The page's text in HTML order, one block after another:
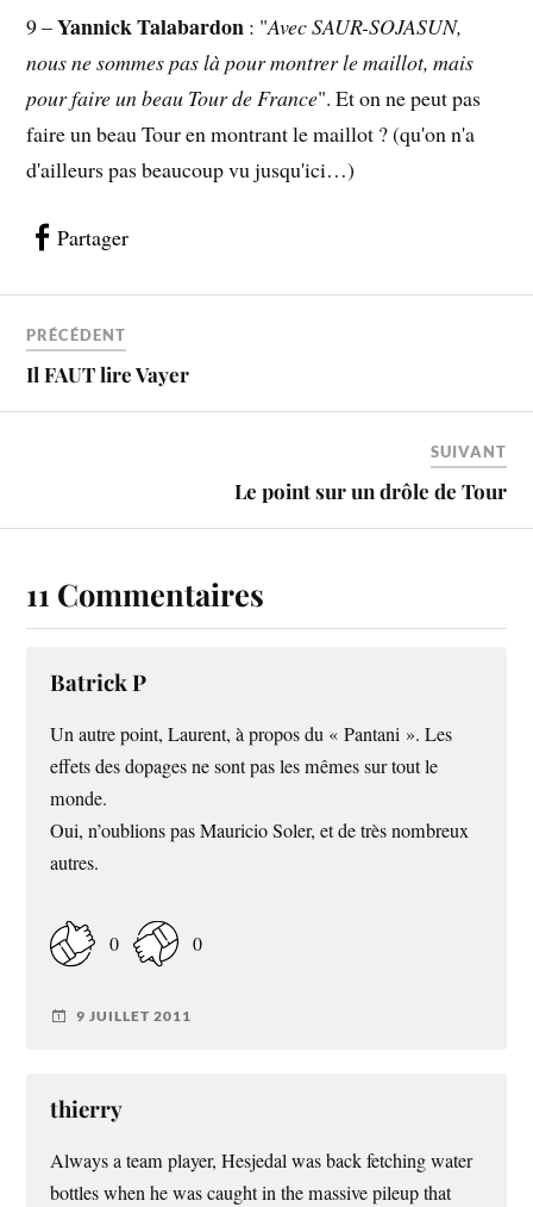
9 –Yannick Talabardon : "Avec SAUR-SOJASUN,
nous ne sommes pas là pour montrer le maillot, mais
pour faire un beau Tour de France". Et on ne peut pas
faire un beau Tour en montrant le maillot ? (qu'on n'a
d'ailleurs pas beaucoup vu jusqu'ici…)
Partager
PRÉCÉDENT
Il FAUT lire Vayer
SUIVANT
Le point sur un drôle de Tour
11 Commentaires
Batrick P
Un autre point, Laurent, à propos du « Pantani ». Les
effets des dopages ne sont pas les mêmes sur tout le
monde.
Oui, n’oublions pas Mauricio Soler, et de très nombreux
autres.
0 0
9 JUILLET 2011
thierry
Always a team player, Hesjedal was back fetching water
bottles when he was caught in the massive pileup that